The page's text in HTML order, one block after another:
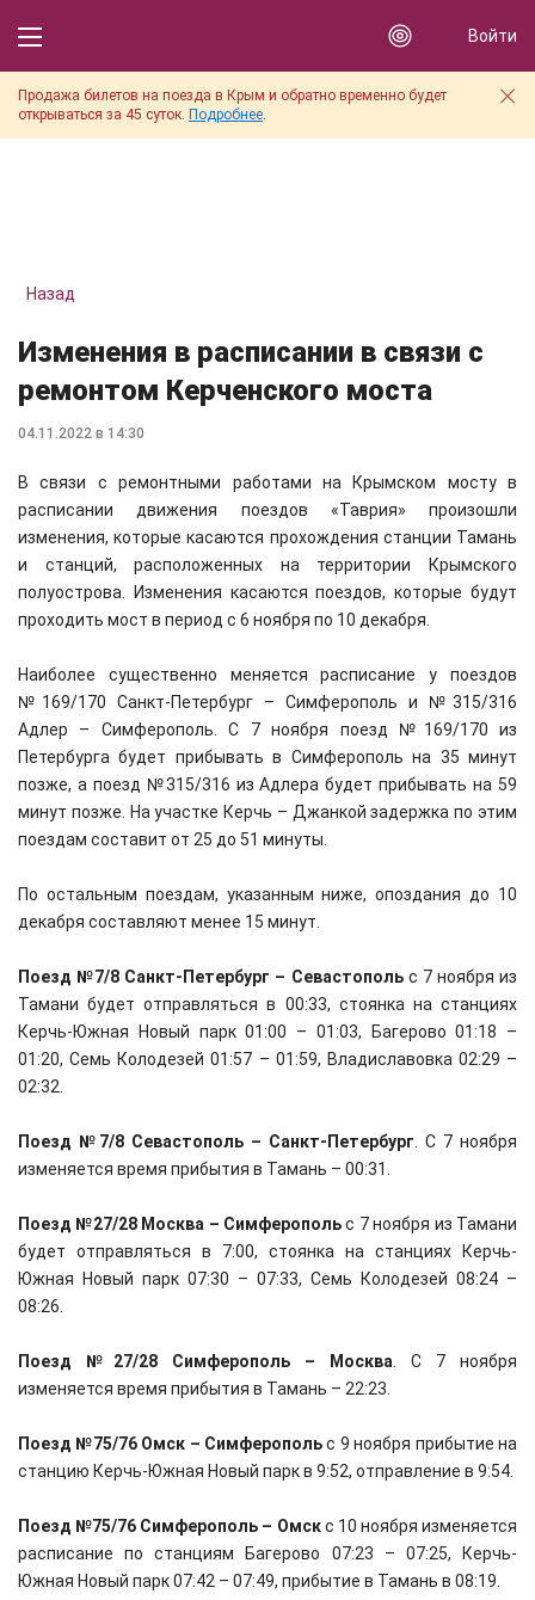
Войти
Продажа билетов на поезда в Крым и обратно временно будет
открываться за 45 суток. Подробнее.
Назад
Изменения в расписании в связи с
ремонтом Керченского моста
04.11.2022 в 14:30
В связи с ремонтными работами на Крымском мосту в
расписании движения поездов «Таврия» произошли
изменения, которые касаются прохождения станции Тамань
и станций, расположенных на территории Крымского
полуострова. Изменения касаются поездов, которые будут
проходить мост в период с 6 ноября по 10 декабря.
Наиболее существенно меняется расписание у поездов
№169/170 Санкт-Петербург – Симферополь и №315/316
Адлер – Симферополь. С 7 ноября поезд №169/170 из
Петербурга будет прибывать в Симферополь на 35 минут
позже, а поезд №315/316 из Адлера будет прибывать на 59
минут позже. На участке Керчь – Джанкой задержка по этим
поездам составит от 25 до 51 минуты.
По остальным поездам, указанным ниже, опоздания до 10
декабря составляют менее 15 минут.
Поезд №7/8 Санкт-Петербург – Севастопольс 7 ноября из
Тамани будет отправляться в 00:33, стоянка на станциях
Керчь-Южная Новый парк 01:00 – 01:03, Багерово 01:18 –
01:20, Семь Колодезей 01:57 – 01:59, Владиславовка 02:29 –
02:32.
Поезд №7/8 Севастополь – Санкт-Петербург . С 7 ноября
изменяется время прибытия в Тамань – 00:31.
Поезд №27/28 Москва – Симферопольс 7 ноября из Тамани
будет отправляться в 7:00, стоянка на станциях Керчь-
Южная Новый парк 07:30 – 07:33, Семь Колодезей 08:24 –
08:26.
Поезд №27/28 Симферополь – Москва . С 7 ноября
изменяется время прибытия в Тамань – 22:23.
Поезд №75/76 Омск – Симферопольс 9 ноября прибытие на
станцию Керчь-Южная Новый парк в 9:52, отправление в 9:54.
Поезд №75/76 Симферополь – Омскс 10 ноября изменяется
расписание по станциям Багерово 07:23 – 07:25, Керчь-
Южная Новый парк 07:42 – 07:49, прибытие в Тамань в 08:19.